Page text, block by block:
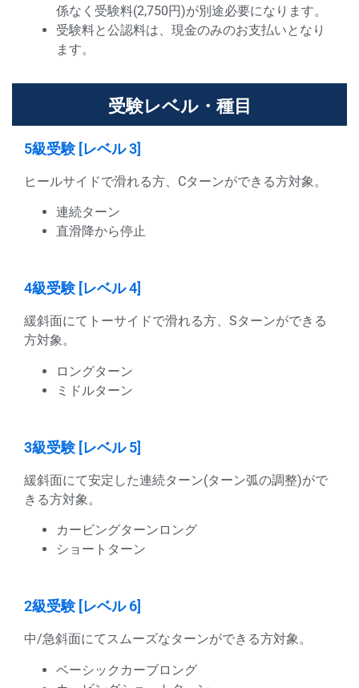
係なく受験料(2,750円)が別途必要になります。
受験料と公認料は、現金のみのお支払いとなり
ます。
受験レベル・種目
5級受験 [レベル 3]
ヒールサイドで滑れる方、Cターンができる方対象。
連続ターン
直滑降から停止
4級受験 [レベル 4]
緩斜面にてトーサイドで滑れる方、Sターンができる
方対象。
ロングターン
ミドルターン
3級受験 [レベル 5]
緩斜面にて安定した連続ターン(ターン弧の調整)がで
きる方対象。
カービングターンロング
ショートターン
2級受験 [レベル 6]
中/急斜面にてスムーズなターンができる方対象。
ベーシックカーブロング